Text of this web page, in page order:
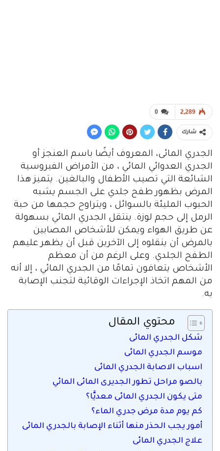
0 2,289
شارك
الجدري المائى، المعروف أيضًا باسم العنجز أو
الجدري العدوائي المائي ، من الأمراض الفيروسية
الشائعة التي تصيب الأطفال والبالغين. يتميز هذا
المرض بظهور طفح جلدي على الجسم يشبه
الحبوب المليئة بالسوائل ، ويتراوح حجمها من حبة
الرمل إلى حجم لوزة. ينتقل الجدري المائي بسهولة
عن طريق الهواء ويمكن للأشخاص المصابين
بالمرض أن ينقلوه إلى الآخرين قبل أن يظهر عليهم
الطفح الجلدي. وعلى الرغم من أن معظم
الأشخاص يتعافون تمامًا من الجدري المائي ، إلا أنه
من المهم اتخاذ الإجراءات الوقائية لتجنب الإصابة
به.
محتوي المقال
شكل الجدري المائى
موسم الجدري المائى
اسباب الاصابة الجدري المائى
بالصو مراحل تطور الجديرى المائى المائي
متى يكون الجدري المائى معديًّا؟
كم يوم مدة مرض جدري الماء؟
أمور يجب الحذر منها أثناء الإصابة بالجدري المائى
علاج الجدري المائى